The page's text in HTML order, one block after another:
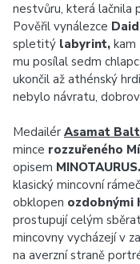
nestvůru, která lačnila
Pověřil vynálezce
spletitý labyrint, kam
mu posílal sedm
ukončil až athénský
nebylo návratu,
Medailér Asamat
mince rozzuřeného
opisem MINOTAURUS.
klasický mincovní
obklopen ozdobnými
prostupují celým
mincovny vycházejí v
na averzní straně